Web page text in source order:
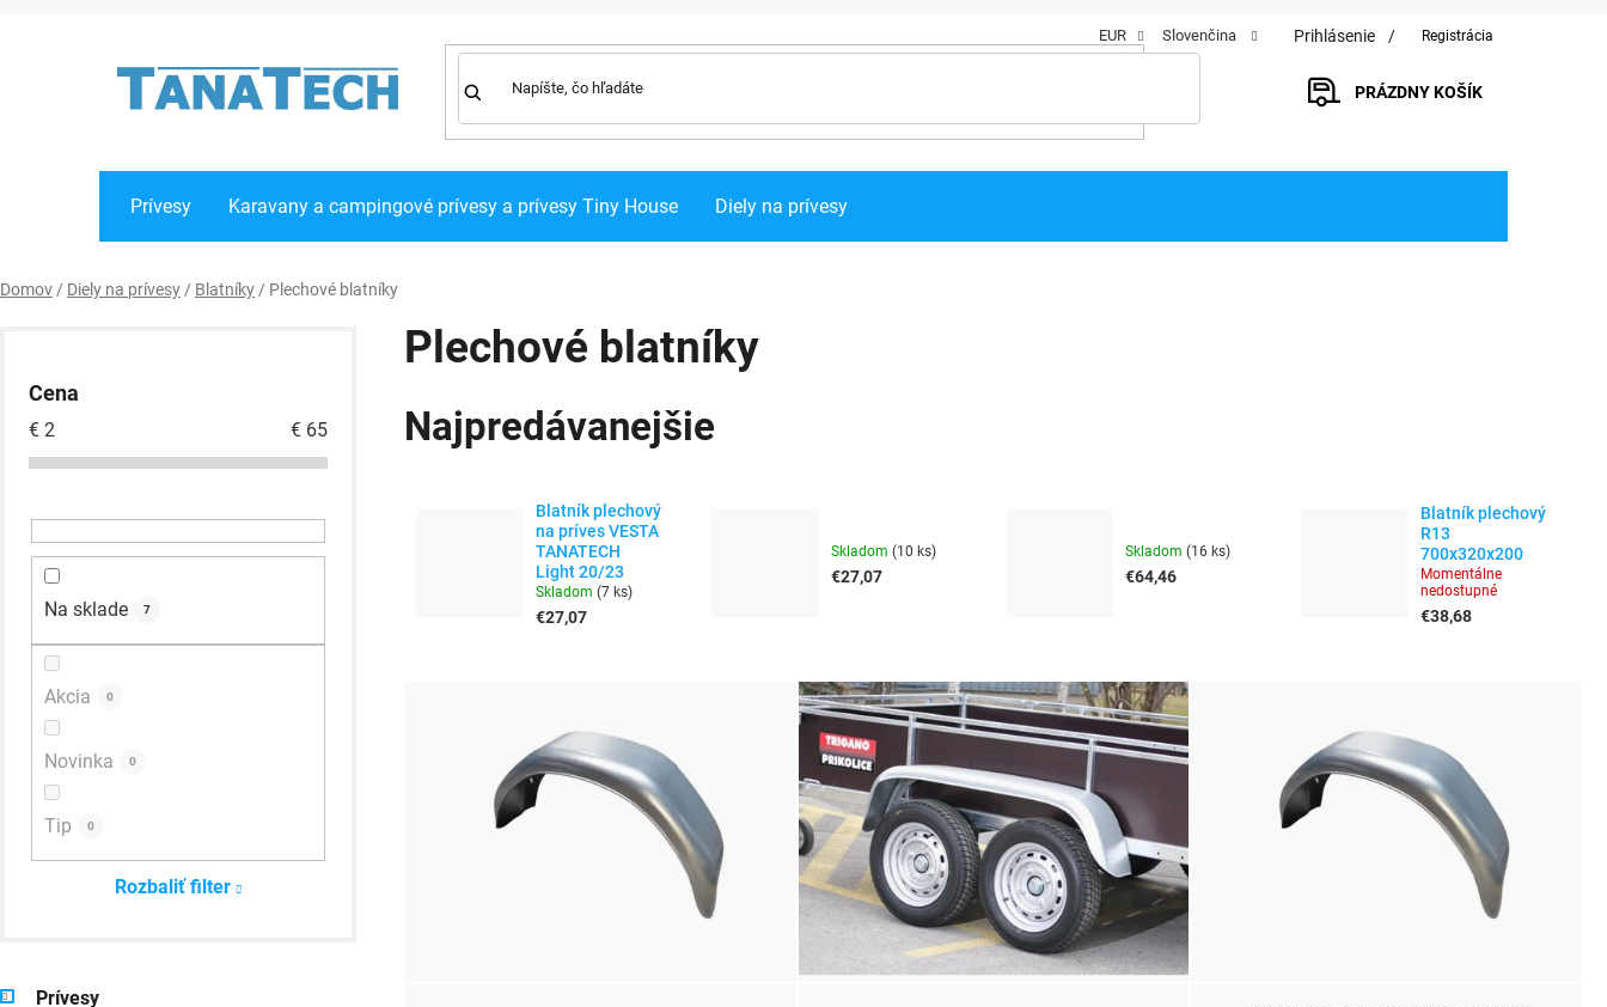
EUR Slovenčina Prihlásenie Registrácia
PRÁZDNY KOŠÍK
Prívesy Karavany a campingové prívesy a prívesy Tiny House Diely na prívesy
Domov / Diely na prívesy / Blatníky / Plechové blatníky
Cena
€ 2 € 65
Na sklade 7
Akcia 0
Novinka 0
Tip 0
Rozbaliť filter
Preskočiť
K
Prívesy
Plechové blatníky
Najpredávanejšie
Blatník plechový
na príves VESTA
TANATECH
Light 20/23
Skladom (7 ks)
€27,07
Skladom (10 ks)
€27,07
Skladom (16 ks)
€64,46
Blatník plechový
R13
700x320x200
Momentálne
nedostupné
€38,68